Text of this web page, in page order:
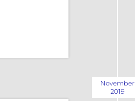
November
2019